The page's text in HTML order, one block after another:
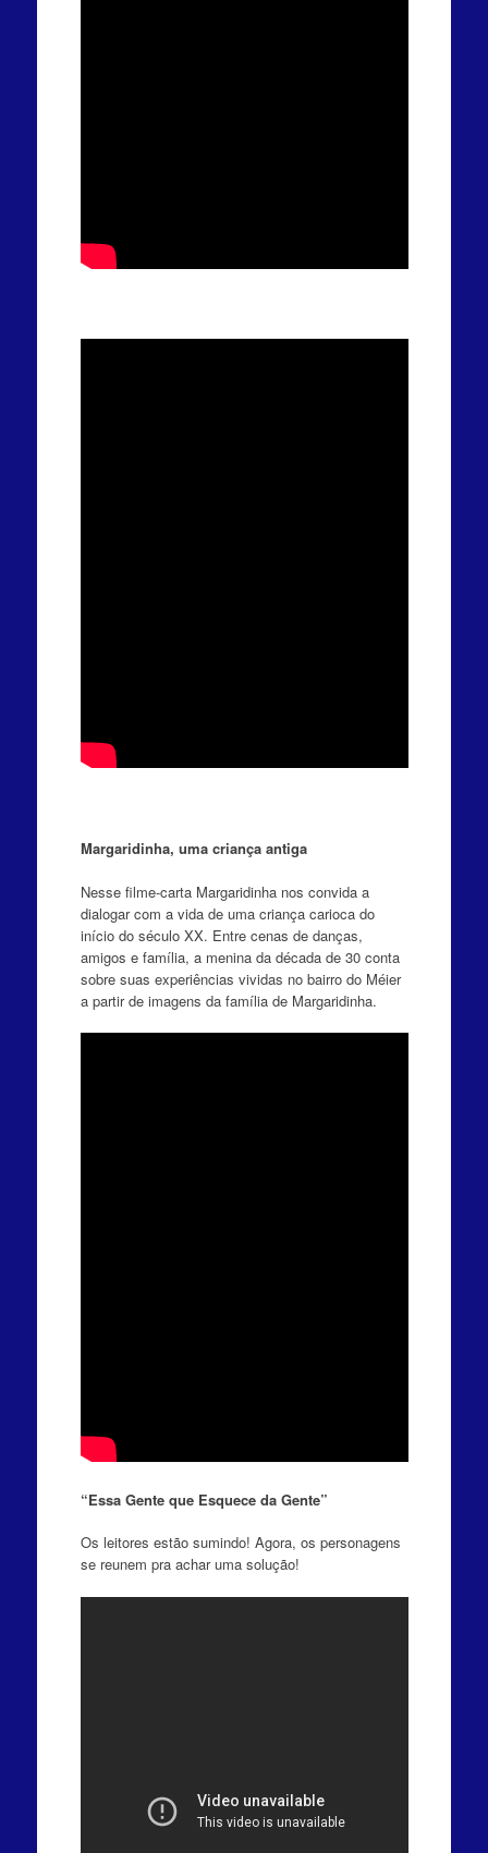
Margaridinha, uma criança antiga
Nesse filme-carta Margaridinha nos convida a
dialogar com a vida de uma criança carioca do
início do século XX. Entre cenas de danças,
amigos e família, a menina da década de 30 conta
sobre suas experiências vividas no bairro do Méier
a partir de imagens da família de Margaridinha.
“Essa Gente que Esquece da Gente”
Os leitores estão sumindo! Agora, os personagens
se reunem pra achar uma solução!